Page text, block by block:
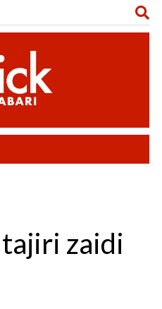
zaidi